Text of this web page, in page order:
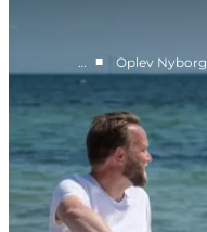
… ■ Oplev Nyborg